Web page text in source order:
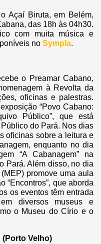
Açaí Biruta, em Belém,
das 18h às 04h30.
com muita música e
no Sympla.
o Preamar Cabano,
à Revolta da
oficinas e palestras.
“Povo Cabano:
Público”, que está
do Pará. Nos dias
oficinas sobre a leitura e
enquanto no dia
“A Cabanagem” na
Pará. Além disso, no dia
promove uma aula
“Encontros”, que aborda
os eventos têm entrada
diversos museus e
o Museu do Círio e o
(Porto Velho)